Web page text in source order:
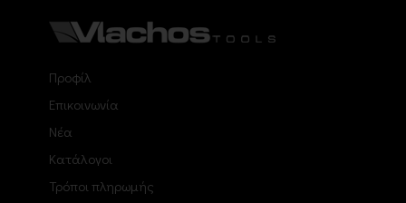
Προφίλ
Επικοινωνία
Νέα
Κατάλογοι
Τρόποι πληρωμής